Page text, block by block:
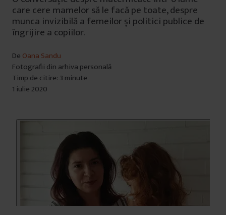
care cere mamelor să le facă pe toate, despre
munca invizibilă a femeilor și politici publice de
îngrijire a copiilor.
De Oana Sandu
Fotografii din arhiva personală
Timp de citire: 3 minute
1 iulie 2020